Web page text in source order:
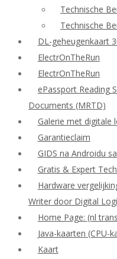
Technische
Technische
DL-geheugenkaart
ElectrOnTheRun
ElectrOnTheRun
ePassport Reading
Documents (MRTD)
Galerie met digitale
Garantieclaim
GIDS na Androidu
Gratis & Expert
Hardware
Writer door Digital
Home Page: (nl
Java-kaarten (CPU-
Kaart